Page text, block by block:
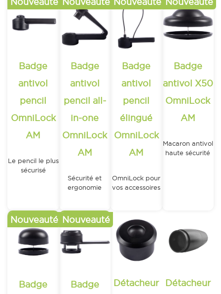
Badge
antivol
pencil
OmniLock
AM
Le pencil le plus
sécurisé
(Pack de
125)
Badge
antivol
pencil all-
in-one
OmniLock
AM
Sécurité et
ergonomie
0.81€
/unité
(Pack de
125)
Badge
antivol
pencil
élingué
OmniLock
AM
OmniLock pour
vos accessoires
/unité
(Pack de
125)
Badge
antivol X50
OmniLock
AM
Macaron antivol
haute sécurité
Badge
Badge
Détacheur Détacheur